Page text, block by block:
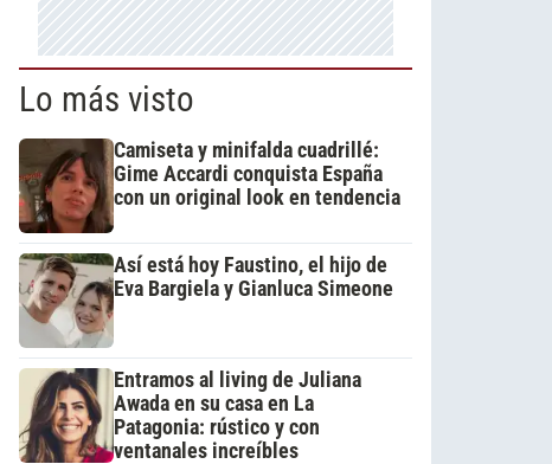
Lo más visto
Camiseta y minifalda cuadrillé:
Gime Accardi conquista España
con un original look en tendencia
Así está hoy Faustino, el hijo de
Eva Bargiela y Gianluca Simeone
Entramos al living de Juliana
Awada en su casa en La
Patagonia: rústico y con
ventanales increíbles